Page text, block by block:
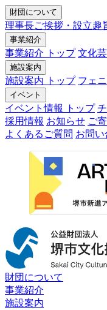
財団について
理事長ご挨拶・設立趣
事業紹介
事業紹介 トップ 文化
施設案内
施設案内 トップ フェ
イベント
イベント情報 トップ
採用情報 お知らせ ご
よくあるご質問 お問
財団について
事業紹介
施設案内